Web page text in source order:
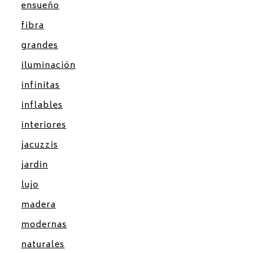
ensueño
fibra
grandes
iluminación
infinitas
inflables
interiores
jacuzzis
jardin
lujo
madera
modernas
naturales